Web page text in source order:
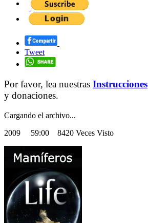
Tweet
Por favor, lea nuestras Instrucciones
y donaciones.
Cargando el archivo...
2009 59:00 8420 Veces Visto